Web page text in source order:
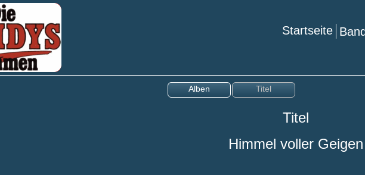
Startseite
Alben Titel
Titel
Himmel voller Geigen